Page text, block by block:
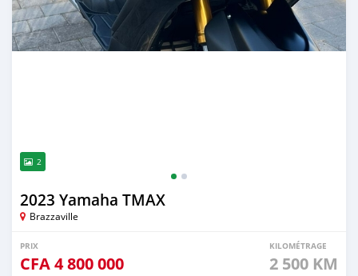
2
2023 Yamaha TMAX
Brazzaville
PRIX
CFA4 800 000
KILOMÉTRAGE
2 500 KM